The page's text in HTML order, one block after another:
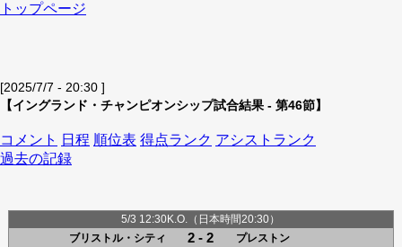
トップページ
[2025/7/7 - 20:30 ]
【イングランド・チャンピオンシップ試合結果 - 第46節】
コメント 日程 順位表 得点ランク アシストランク
過去の記録
5/3 12:30K.O.（日本時間20:30）
ブリストル・シティ
2 - 2 プレストン